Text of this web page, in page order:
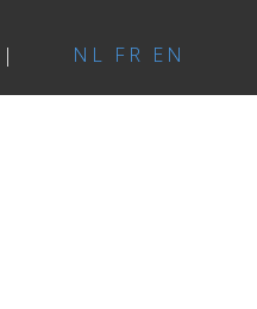
NL FR EN